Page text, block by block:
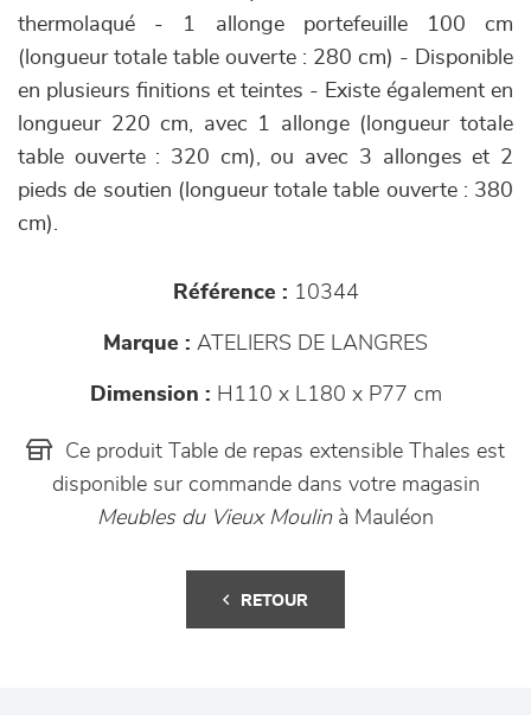
thermolaqué - 1 allonge portefeuille 100 cm
(longueur totale table ouverte : 280 cm) - Disponible
en plusieurs finitions et teintes - Existe également en
longueur 220 cm, avec 1 allonge (longueur totale
table ouverte : 320 cm), ou avec 3 allonges et 2
pieds de soutien (longueur totale table ouverte : 380
cm).
Référence : 10344
Marque : ATELIERS DE LANGRES
Dimension : H110 x L180 x P77 cm
Ce produit Table de repas extensible Thales est
disponible sur commande dans votre magasin
Meubles du Vieux Moulinà Mauléon
RETOUR